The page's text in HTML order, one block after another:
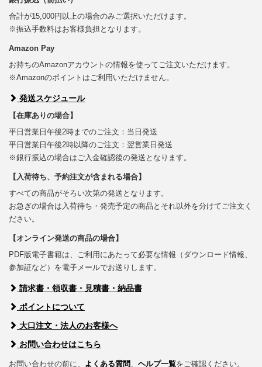
合計が15,000円以上の場合のみご選択いただけます。
※振込手数料はお客様負担となります。
Amazon Pay
お持ちのAmazonアカウントの情報を使ってご注文いただけます。
※Amazonのポイントはご利用いただけません。
発送スケジュール
【在庫ありの場合】
平日営業日午後2時までのご注文：当日発送
平日営業日午後2時以降のご注文：翌営業日発送
※銀行振込の場合はご入金確認後の発送となります。
【入荷待ち、予約注文が含まれる場合】
すべての商品がそろい次第の発送となります。
お急ぎの場合は入荷待ち・発売予定の商品とそれ以外を分けてご注文く
ださい。
【オンライン発送の商品の場合】
PDF版電子書籍は、ご利用にあたって必要な情報（ダウンロード情報、
参加証など）を電子メールでお送りします。
請求書・領収書・見積書・納品書
ポイントについて
大口注文・法人のお客様へ
お問い合わせはこちら
お問い合わせの前に、 よくある質問、 ヘルプ一覧をご確認ください。